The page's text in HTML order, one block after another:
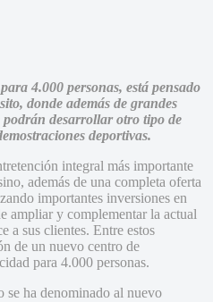
4.000 personas, está pensado
donde además de grandes
podrán desarrollar otro tipo de
deportivas.
integral más importante
además de una completa oferta
importantes inversiones en
ampliar y complementar la actual
a sus clientes. Entre estos
de un nuevo centro de
para 4.000 personas.
ha denominado al nuevo